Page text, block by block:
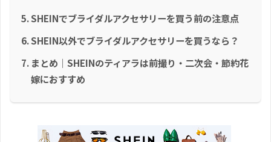
SHEINでブライダルアクセサリーを買う前の注意点
SHEIN以外でブライダルアクセサリーを買うなら？
まとめ｜SHEINのティアラは前撮り・二次会・節約花
嫁におすすめ